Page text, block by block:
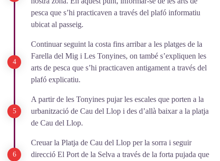
pesca que s’hi practicaven a través del plafó informatiu
ubicat al passeig.
Continuar seguint la costa fins arribar a les platges de la
Farella del Mig i Les Tonyines, on també s’expliquen les
arts de pesca que s’hi practicaven antigament a través del
plafó explicatiu.
A partir de les Tonyines pujar les escales que porten a la
urbanització de Cau del Llop i des d’allà baixar a la platja
de Cau del Llop.
Creuar la Platja de Cau del Llop per la sorra i seguir
direcció El Port de la Selva a través de la forta pujada que